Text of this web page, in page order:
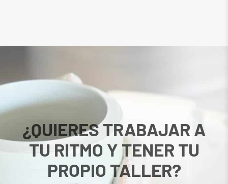
¿QUIERES TRABAJAR A
TU RITMO Y TENER TU
PROPIO TALLER?